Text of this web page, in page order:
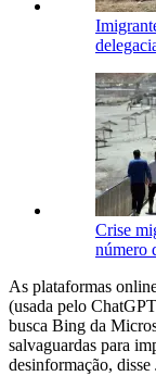
Crise
número
As plataformas
(usada pelo
busca Bing da
salvaguardas para
desinformação,